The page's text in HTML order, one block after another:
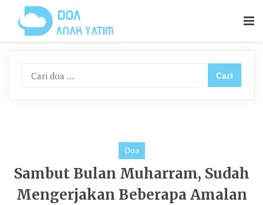
Content
Doa
Sambut Bulan Muharram, Sudah
Mengerjakan Beberapa Amalan